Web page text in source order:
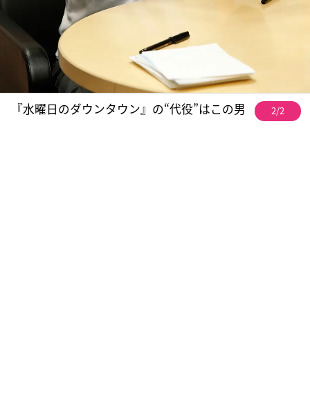
『水曜日のダウンタウン』の“代役”はこの男 2/2